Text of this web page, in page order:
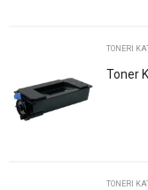
TONERI
Toner
TONERI